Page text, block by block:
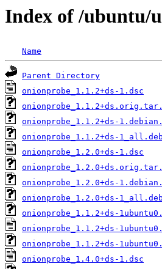
Index of /ubuntu/
Name
Parent Directory
onionprobe_1.1.2+ds-1.dsc
onionprobe_1.1.2+ds-
onionprobe_1.1.2+ds-1_all.deb
onionprobe_1.2.0+ds-1.dsc
onionprobe_1.2.0+ds-
onionprobe_1.2.0+ds-1_all.deb
onionprobe_1.1.2+ds-
onionprobe_1.1.2+ds-
onionprobe_1.1.2+ds-
onionprobe_1.4.0+ds-1.dsc